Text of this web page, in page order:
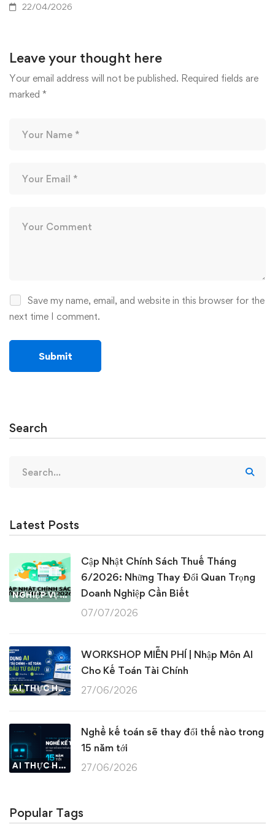
22/04/2026
Leave your thought here
Your email address will not be published. Required fields are
marked *
Save my name, email, and website in this browser for the
next time I comment.
Search
for:
Latest Posts
NGHIỆP VỤ KẾ TOÁN & THUẾ
Cập Nhật Chính Sách Thuế Tháng
6/2026: Những Thay Đổi Quan Trọng
Doanh Nghiệp Cần Biết
07/07/2026
AI THỰC HÀNH
WORKSHOP MIỄN PHÍ | Nhập Môn AI
Cho Kế Toán Tài Chính
27/06/2026
AI THỰC HÀNH
Nghề kế toán sẽ thay đổi thế nào trong
15 năm tới
27/06/2026
Popular Tags